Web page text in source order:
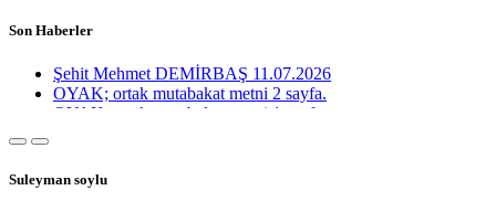
Son Haberler
OYAK; ortak mutabakat metni 2 sayfa.
OYAK; ortak mutabakat metni 1 sayfa.
UZMAN JANDARMA OKULU VE 60 YAŞ İLE İLGİLİ
GÖNDRİLMİŞ OLUP; JNET SAYFASINDA PERSONEL
BİLGİLENDİRİLMİŞTİR.
Suleyman soylu